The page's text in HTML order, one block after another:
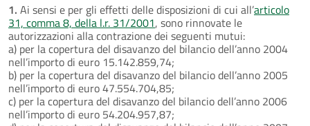
1. Ai sensi e per gli effetti delle disposizioni di cui all’articolo
31, comma 8, della l.r. 31/2001, sono rinnovate le
autorizzazioni alla contrazione dei seguenti mutui:
a) per la copertura del disavanzo del bilancio dell’anno 2004
nell’importo di euro 15.142.859,74;
b) per la copertura del disavanzo del bilancio dell’anno 2005
nell’importo di euro 47.554.704,85;
c) per la copertura del disavanzo del bilancio dell’anno 2006
nell’importo di euro 54.204.957,87;